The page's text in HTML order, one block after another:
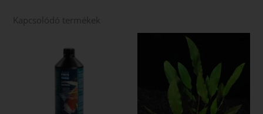
Kapcsolódó termékek